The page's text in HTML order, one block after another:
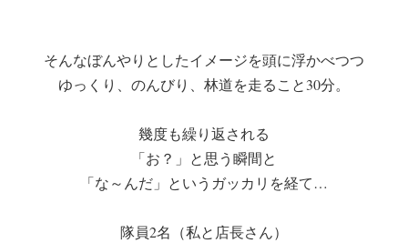
そんなぼんやりとしたイメージを頭に浮かべつつ
ゆっくり、のんびり、林道を走ること30分。
幾度も繰り返される
「お？」と思う瞬間と
「な～んだ」というガッカリを経て…
隊員2名（私と店長さん）